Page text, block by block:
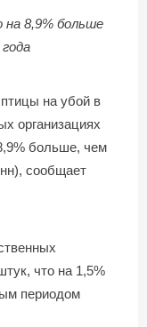
8,9% больше
на убой в
организациях
больше, чем
сообщает
что на 1,5%
периодом